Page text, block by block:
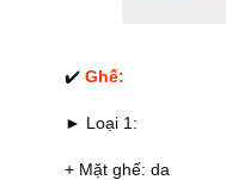
✔️ Ghế:
► Loại 1:
+ Mặt ghế: da